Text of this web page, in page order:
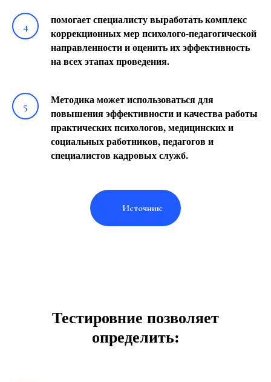
помогает специалисту выработать комплекс
коррекционных мер психолого-педагогической
направленности и оценить их эффективность
на всех этапах проведения.
Методика может использоваться для
повышения эффективности и качества работы
практических психологов, медицинских и
социальных работников, педагогов и
специалистов кадровых служб.
Источник:
Тестировние позволяет
определить: